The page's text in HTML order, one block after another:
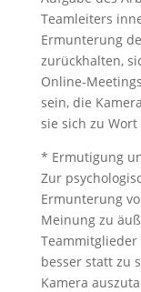
Teamleiters
Ermunterung
zurückhalten,
Online-
sein, die
sie sich zu
* Ermutigung
Zur
Ermunterung
Meinung zu
besser statt zu
Kamera